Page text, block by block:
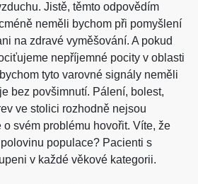
Jistě, těmto odpovědím
neměli bychom při pomyšlení
na zdravé vyměšování. A pokud
nepříjemné pocity v oblasti
tyto varovné signály neměli
bez povšimnutí. Pálení, bolest,
ve stolici rozhodně nejsou
svém problému hovořit. Víte, že
populace? Pacienti s
v každé věkové kategorii.